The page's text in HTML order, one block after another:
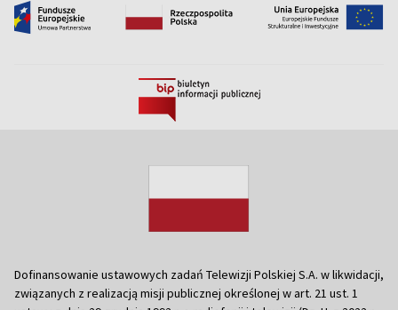
Dofinansowanie ustawowych zadań Telewizji Polskiej S.A. w likwidacji,
związanych z realizacją misji publicznej określonej w art. 21 ust. 1